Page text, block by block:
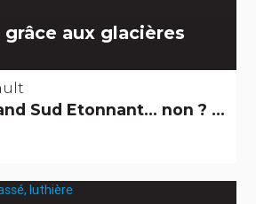
grâce aux glacières
Etonnant... non ? Edifices remarquables